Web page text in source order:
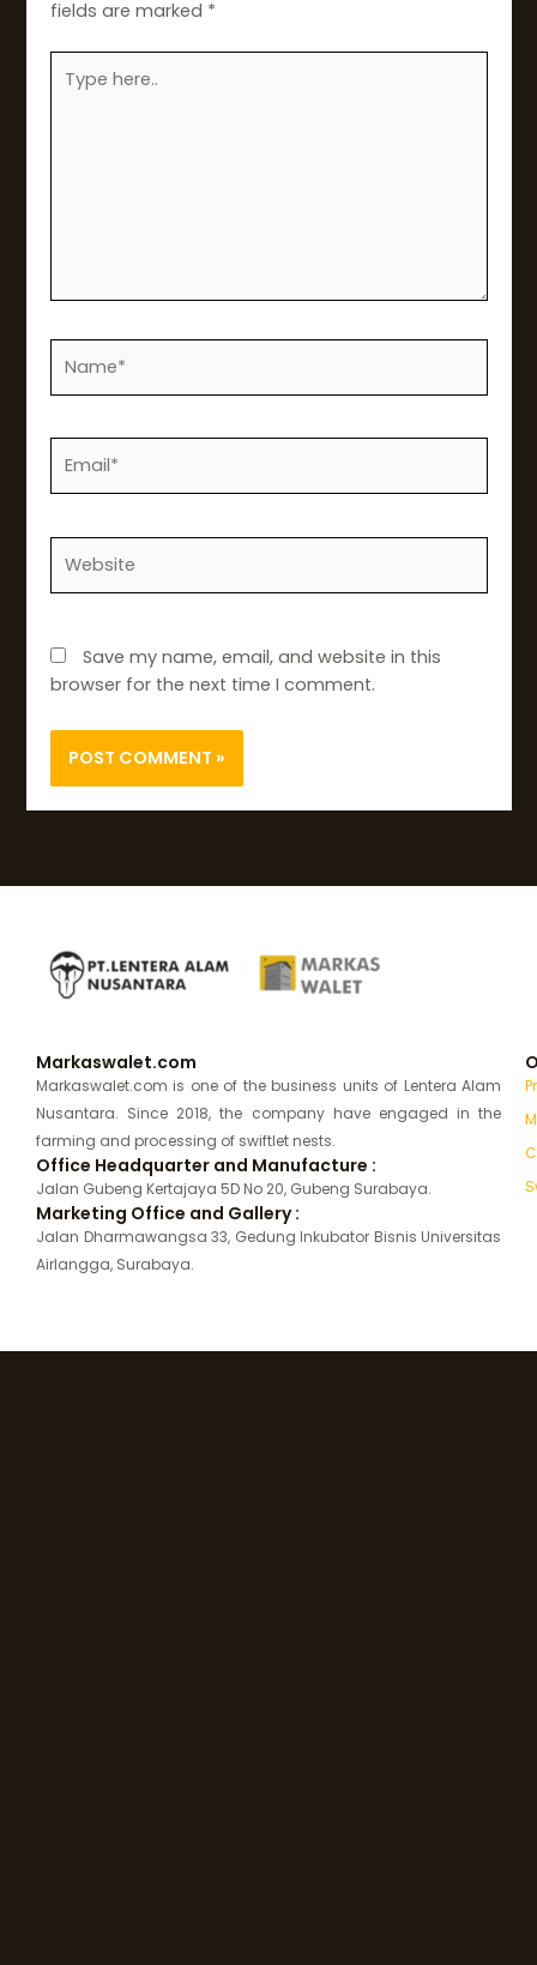
fields are marked *
here..
Save my name, email, and website in this
browser for the next time I comment.
Markaswalet.com
Markaswalet.com is one of the business units of Lentera Alam
Nusantara. Since 2018, the company have engaged in the
farming and processing of swiftlet nests.
Office Headquarter and Manufacture :
Jalan Gubeng Kertajaya 5D No 20, Gubeng Surabaya.
Marketing Office and Gallery :
Jalan Dharmawangsa 33, Gedung Inkubator Bisnis Universitas
Airlangga, Surabaya.